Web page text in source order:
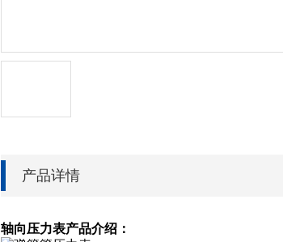
产品详情
轴向压力表产品介绍：